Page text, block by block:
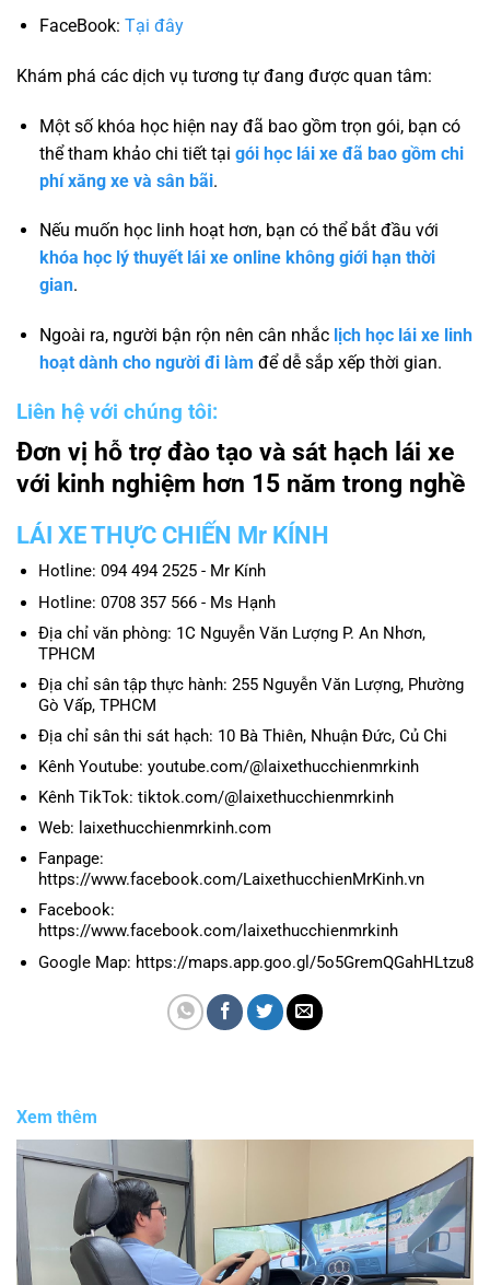
FaceBook: Tại đây
Khám phá các dịch vụ tương tự đang được quan tâm:
Một số khóa học hiện nay đã bao gồm trọn gói, bạn có
thể tham khảo chi tiết tại gói học lái xe đã bao gồm chi
phí xăng xe và sân bãi.
Nếu muốn học linh hoạt hơn, bạn có thể bắt đầu với
khóa học lý thuyết lái xe online không giới hạn thời
gian.
Ngoài ra, người bận rộn nên cân nhắc lịch học lái xe linh
hoạt dành cho người đi làm để dễ sắp xếp thời gian.
Liên hệ với chúng tôi:
Đơn vị hỗ trợ đào tạo và sát hạch lái xe
với kinh nghiệm hơn 15 năm trong nghề
LÁI XE THỰC CHIẾN Mr KÍNH
Hotline: 094 494 2525 - Mr Kính
Hotline: 0708 357 566 - Ms Hạnh
Địa chỉ văn phòng: 1C Nguyễn Văn Lượng P. An Nhơn,
TPHCM
Địa chỉ sân tập thực hành: 255 Nguyễn Văn Lượng, Phường
Gò Vấp, TPHCM
Địa chỉ sân thi sát hạch: 10 Bà Thiên, Nhuận Đức, Củ Chi
Kênh Youtube: youtube.com/@laixethucchienmrkinh
Kênh TikTok: tiktok.com/@laixethucchienmrkinh
Web: laixethucchienmrkinh.com
Fanpage:
https://www.facebook.com/LaixethucchienMrKinh.vn
Facebook:
https://www.facebook.com/laixethucchienmrkinh
Google Map: https://maps.app.goo.gl/5o5GremQGahHLtzu8
Xem thêm